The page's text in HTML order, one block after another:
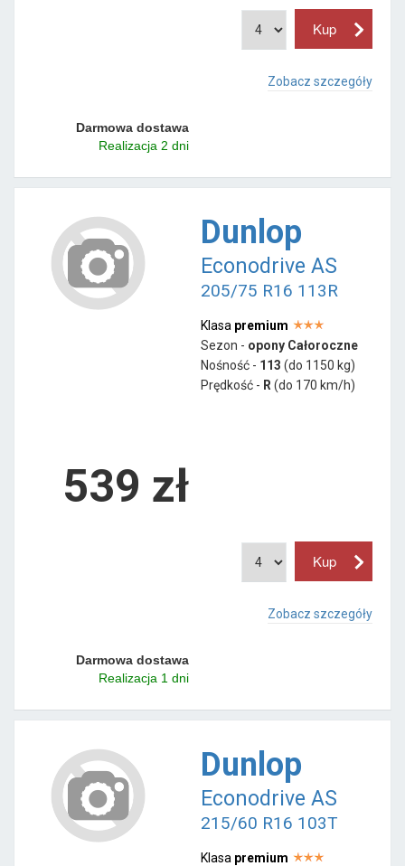
Zobacz szczegóły
Darmowa dostawa
Realizacja 2 dni
Dunlop
Econodrive AS
205/75 R16 113R
Klasa premium
Sezon - opony Całoroczne
Nośność - 113 (do 1150 kg)
Prędkość - R (do 170 km/h)
539 zł
Zobacz szczegóły
Darmowa dostawa
Realizacja 1 dni
Dunlop
Econodrive AS
215/60 R16 103T
Klasa premium